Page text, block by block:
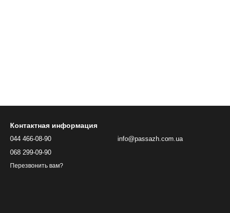
Контактная информация
044 466-08-90
068 299-09-90
Перезвонить вам?
info@passazh.com.ua